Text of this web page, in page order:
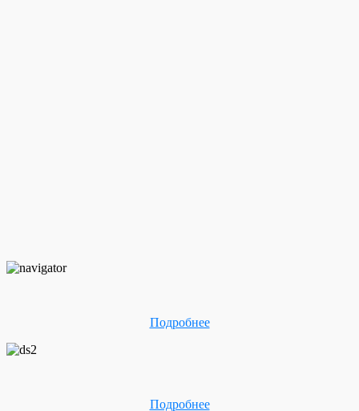
Подробнее
Подробнее